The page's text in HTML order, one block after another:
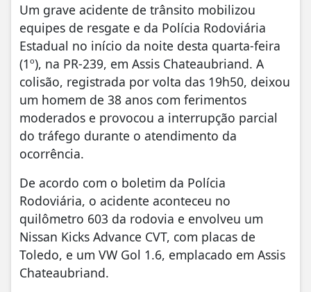
Um grave acidente de trânsito mobilizou
equipes de resgate e da Polícia Rodoviária
Estadual no início da noite desta quarta-feira
(1º), na PR-239, em Assis Chateaubriand. A
colisão, registrada por volta das 19h50, deixou
um homem de 38 anos com ferimentos
moderados e provocou a interrupção parcial
do tráfego durante o atendimento da
ocorrência.
De acordo com o boletim da Polícia
Rodoviária, o acidente aconteceu no
quilômetro 603 da rodovia e envolveu um
Nissan Kicks Advance CVT, com placas de
Toledo, e um VW Gol 1.6, emplacado em Assis
Chateaubriand.